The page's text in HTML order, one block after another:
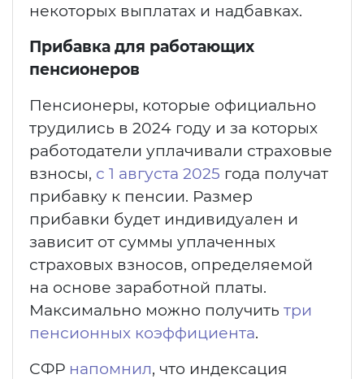
некоторых выплатах и надбавках.
Прибавка для работающих
пенсионеров
Пенсионеры, которые официально
трудились в 2024 году и за которых
работодатели уплачивали страховые
взносы, с 1 августа 2025 года получат
прибавку к пенсии. Размер
прибавки будет индивидуален и
зависит от суммы уплаченных
страховых взносов, определяемой
на основе заработной платы.
Максимально можно получить три
пенсионных коэффициента.
СФР напомнил, что индексация